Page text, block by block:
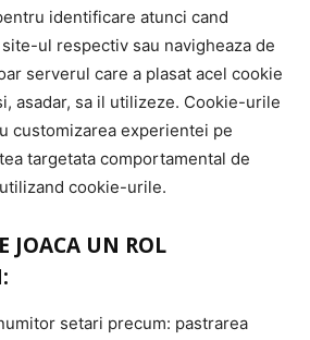
identificare atunci cand
ul respectiv sau navigheaza de
serverul care a plasat acel cookie
asadar, sa il utilizeze. Cookie-urile
customizarea experientei pe
targetata comportamental de
cookie-urile.
JOACA UN ROL
setari precum: pastrarea